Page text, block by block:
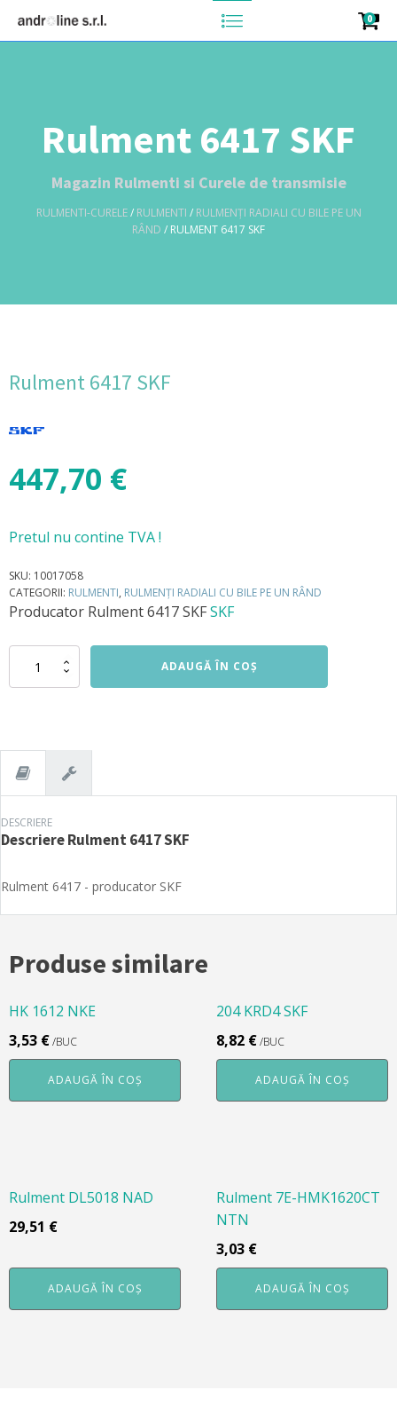
0
Rulment 6417 SKF
Magazin Rulmenti si Curele de transmisie
RULMENTI-CURELE/ RULMENTI / RULMENȚI RADIALI CU BILE PE UN
RÂND / RULMENT 6417 SKF
Rulment 6417 SKF
447,70 €
Pretul nu contine TVA !
SKU: 10017058
CATEGORII: RULMENTI, RULMENȚI RADIALI CU BILE PE UN RÂND
Producator Rulment 6417 SKFSKF
Cantitate
ADAUGĂ ÎN COȘ
DESCRIERE
DescriereRulment 6417 SKF
Rulment 6417 - producator SKF
Produse similare
HK 1612 NKE
3,53 €/BUC
ADAUGĂ ÎN COȘ
204 KRD4 SKF
8,82 €/BUC
ADAUGĂ ÎN COȘ
Rulment DL5018 NAD
29,51 €
ADAUGĂ ÎN COȘ
Rulment 7E-HMK1620CT
NTN
3,03 €
ADAUGĂ ÎN COȘ